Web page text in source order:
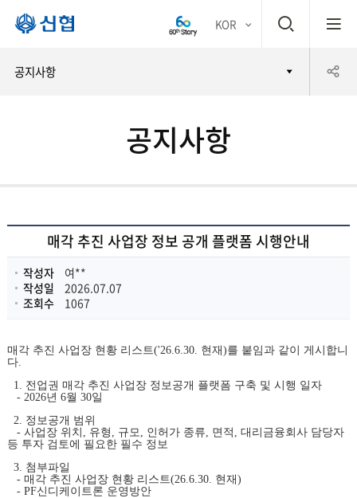
평생
어부
KOR
검
공지사항
공지사항
매각 추진 사업장 정보 공개 플랫폼 시행안내
작성자
여**
작성일
2026.07.07
조회수
1067
매각 추진 사업장 현황 리스트('26.6.30. 현재)를 붙임과 같이 게시합니
다.
1. 전업권 매각 추진 사업장 정보공개 플랫폼 구축 및 시행 일자
- 2026년 6월 30일
2. 정보공개 범위
- 사업장 위치, 유형, 규모, 인허가 종류, 면적, 대리금융회사 담당자
등 투자 검토에 필요한 필수 정보
3. 첨부파일
- 매각 추진 사업장 현황 리스트(26.6.30. 현재)
- PF신디케이트론 운영방안